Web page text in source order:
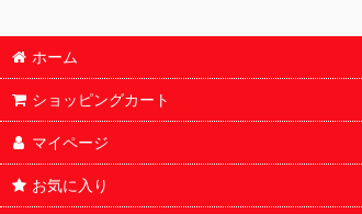
ホーム
ショッピングカート
マイページ
お気に入り